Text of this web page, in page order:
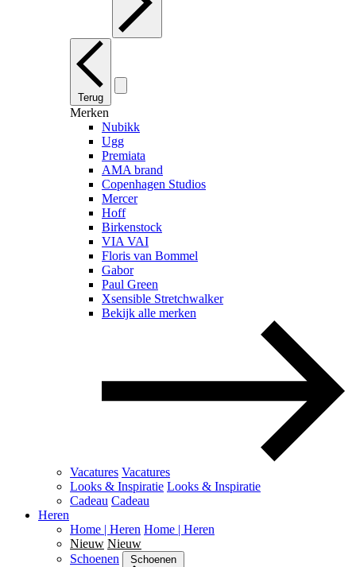
Terug
Merken
Nubikk
Ugg
Premiata
AMA brand
Copenhagen Studios
Mercer
Hoff
Birkenstock
VIA VAI
Floris van Bommel
Gabor
Paul Green
Xsensible Stretchwalker
Bekijk alle merken
Vacatures Vacatures
Looks & Inspiratie Looks & Inspiratie
Cadeau Cadeau
Heren
Home | Heren Home | Heren
Nieuw Nieuw
Schoenen
Schoenen